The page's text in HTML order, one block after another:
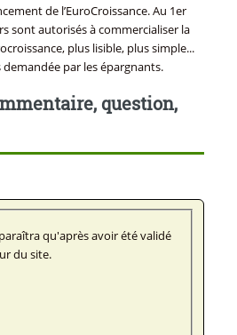
de l’EuroCroissance. Au 1er
sont autorisés à commercialiser la
plus lisible, plus simple...
par les épargnants.
question,
qu'après avoir été validé
du site.